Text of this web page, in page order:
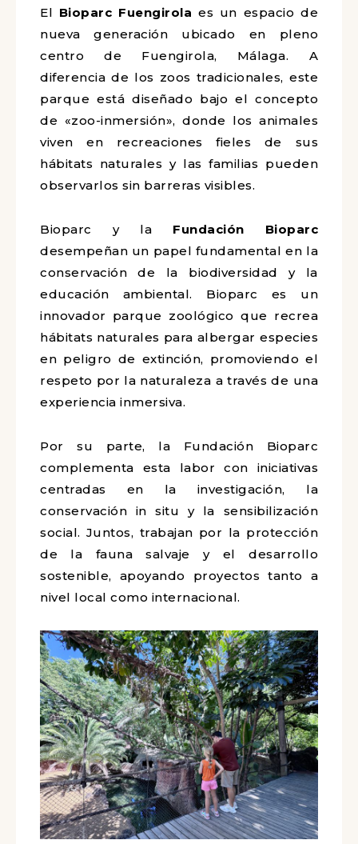
El Bioparc Fuengirola es un espacio de
nueva generación ubicado en pleno
centro de Fuengirola, Málaga. A
diferencia de los zoos tradicionales, este
parque está diseñado bajo el concepto
de «zoo-inmersión», donde los animales
viven en recreaciones fieles de sus
hábitats naturales y las familias pueden
observarlos sin barreras visibles.
Bioparc y la Fundación Bioparc
desempeñan un papel fundamental en la
conservación de la biodiversidad y la
educación ambiental. Bioparc es un
innovador parque zoológico que recrea
hábitats naturales para albergar especies
en peligro de extinción, promoviendo el
respeto por la naturaleza a través de una
experiencia inmersiva.
Por su parte, la Fundación Bioparc
complementa esta labor con iniciativas
centradas en la investigación, la
conservación in situ y la sensibilización
social. Juntos, trabajan por la protección
de la fauna salvaje y el desarrollo
sostenible, apoyando proyectos tanto a
nivel local como internacional.